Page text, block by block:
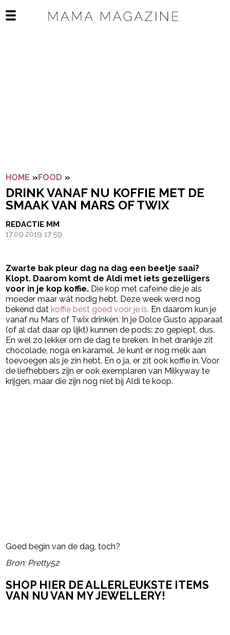
Open het mobiele menu
HOME »FOOD »
DRINK VANAF NU KOFFIE MET DE
SMAAK VAN MARS OF TWIX
REDACTIE MM
17.09.2019 17:59
Zwarte bak pleur dag na dag een beetje saai?
Klopt. Daarom komt de Aldi met iets gezelligers
voor in je kop koffie. Die kop met cafeïne die je als
moeder maar wát nodig hebt. Deze week werd nog
bekend dat koffie best goed voor je is. En daarom kun je
vanaf nu Mars of Twix drinken. In je Dolce Gusto apparaat
(of al dat daar op lijkt) kunnen de pods: zo gepiept, dus.
En wel zo lekker om de dag te breken. In het drankje zit
chocolade, noga en karamel. Je kunt er nog melk aan
toevoegen als je zin hebt. En o ja, er zit ook koffie in. Voor
de liefhebbers zijn er ook exemplaren van Milkyway te
krijgen, maar die zijn nog niet bij Aldi te koop.
Goed begin van de dag, toch?
Bron: Pretty52
SHOP HIER DE ALLERLEUKSTE ITEMS
VAN NU VAN MY JEWELLERY!